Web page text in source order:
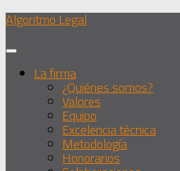
Debajo
del
contenido
Algoritmo Legal
La firma
¿Quiénes somos?
Valores
Equipo
Excelencia técnica
Metodología
Honorarios